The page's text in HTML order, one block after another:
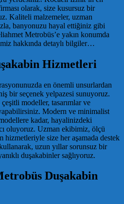
olarak, size kusursuz bir
Kaliteli malzemeler, uzman
banyonuzu hayal ettiğiniz gibi
Metrobüs’e yakın konumda
hakkında detaylı bilgiler…
Hizmetleri
en önemli unsurlardan
bir seçenek yelpazesi sunuyoruz.
modeller, tasarımlar ve
Modern ve minimalist
kadar, hayalinizdeki
oluyoruz. Uzman ekibimiz, ölçü
hizmetleriyle size her aşamada destek
uzun yıllar sorunsuz bir
duşakabinler sağlıyoruz.
Duşakabin